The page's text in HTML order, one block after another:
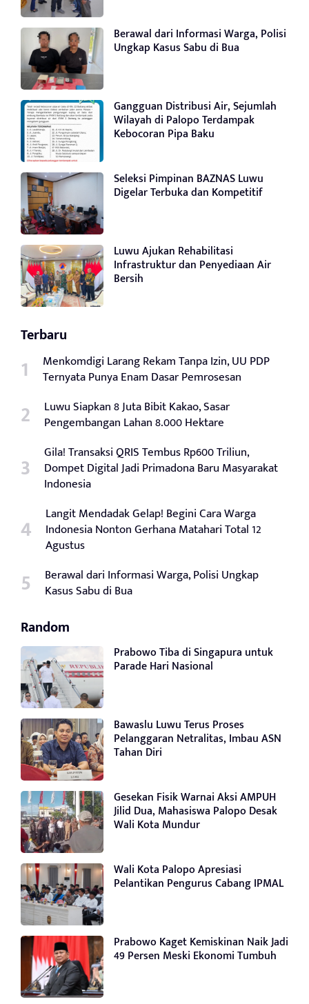
Berawal dari Informasi Warga, Polisi
Ungkap Kasus Sabu di Bua
Gangguan Distribusi Air, Sejumlah
Wilayah di Palopo Terdampak
Kebocoran Pipa Baku
Seleksi Pimpinan BAZNAS Luwu
Digelar Terbuka dan Kompetitif
Luwu Ajukan Rehabilitasi
Infrastruktur dan Penyediaan Air
Bersih
Terbaru
Menkomdigi Larang Rekam Tanpa Izin, UU PDP
Ternyata Punya Enam Dasar Pemrosesan
Luwu Siapkan 8 Juta Bibit Kakao, Sasar
Pengembangan Lahan 8.000 Hektare
Gila! Transaksi QRIS Tembus Rp600 Triliun,
Dompet Digital Jadi Primadona Baru Masyarakat
Indonesia
Langit Mendadak Gelap! Begini Cara Warga
Indonesia Nonton Gerhana Matahari Total 12
Agustus
Berawal dari Informasi Warga, Polisi Ungkap
Kasus Sabu di Bua
Random
Prabowo Tiba di Singapura untuk
Parade Hari Nasional
Bawaslu Luwu Terus Proses
Pelanggaran Netralitas, Imbau ASN
Tahan Diri
Gesekan Fisik Warnai Aksi AMPUH
Jilid Dua, Mahasiswa Palopo Desak
Wali Kota Mundur
Wali Kota Palopo Apresiasi
Pelantikan Pengurus Cabang IPMAL
Prabowo Kaget Kemiskinan Naik Jadi
49 Persen Meski Ekonomi Tumbuh